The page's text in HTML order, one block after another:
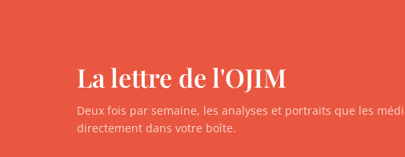
La lettre de l'OJIM
Deux fois par semaine, les analyses et portraits que les
directement dans votre boîte.